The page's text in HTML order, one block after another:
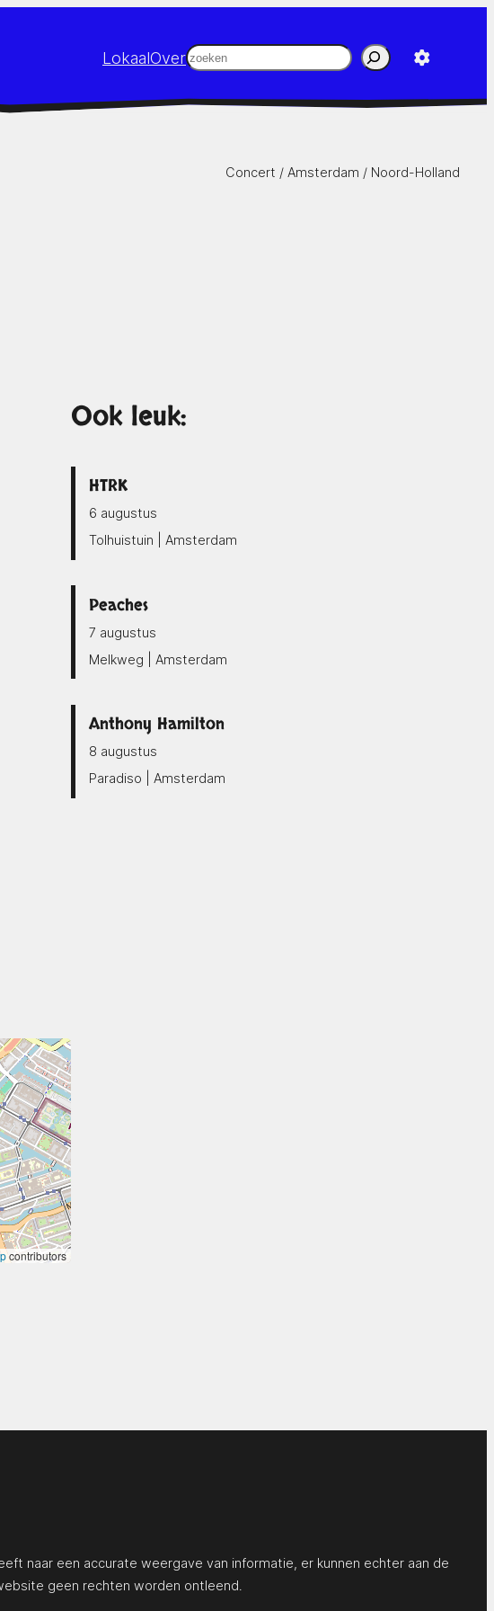
LokaalOverZoeken
Concert / Amsterdam / Noord-Holland
contributors
Ook leuk:
HTRK
6 augustus
Tolhuistuin | Amsterdam
Peaches
7 augustus
Melkweg | Amsterdam
Anthony Hamilton
8 augustus
Paradiso | Amsterdam
naar een accurate weergave van informatie, er kunnen echter aan de
geen rechten worden ontleend.